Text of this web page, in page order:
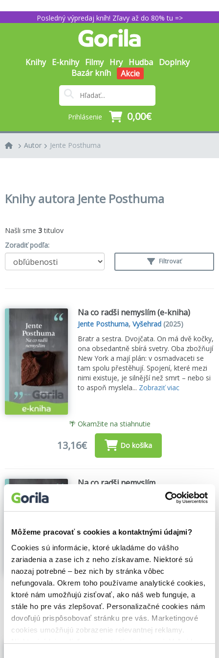
Môžeme pracovať s cookies a kontaktnými údajmi?
Cookies sú informácie, ktoré ukladáme do vášho
zariadenia a zase ich z neho získavame. Niektoré sú
naozaj potrebné – bez nich by stránka vôbec
nefungovala. Okrem toho používame analytické cookies,
ktoré nám umožňujú zisťovať, ako náš web funguje, a
stále ho pre vás zlepšovať. Personalizačné cookies nám
dovoľujú prispôsobovať stránku pre vás. Marketingové
cookies umožňujú zobrazenie relevantnej reklamy.
Niektoré údaje zdieľame aj s tretími stranami. Veľmi by
Posledný výpredaj kníh! Zľavy až do 80% tu =>
Knihy E-knihy Filmy Hry Hudba Doplnky
Bazár kníh
Akcie
Prihlásenie 0,00€
Autor Jente Posthuma
Knihy autora Jente Posthuma
Našli sme 3titulov
Zoradiť podľa:
Filtrovať
Na co radši nemyslím (e-kniha)
Jente Posthuma,Vyšehrad (2025)
Bratr a sestra. Dvojčata. On má dvě kočky,
ona obsedantně sbírá svetry. Oba zbožňují
New York a mají plán: v osmadvaceti se
tam spolu přestěhují. Spojení, které mezi
nimi existuje, je silnější než smrt – nebo si
to aspoň myslela... Zobraziť viac
🌴 Okamžite na stiahnutie
13,16€ Do košíka
Na co radši nemyslím
(2025)
Bratr a sestra. Dvojčata. On má dvě kočky,
New York a mají plán: v osmadvaceti se
tam spolu přestěhují. Spojení, které mezi
nimi existuje, je silnější než smrt – nebo si
to aspoň myslela. Když se jí bratr začne...
Zobraziť viac
🌴 Máme na sklade, posielame ihneď.
10,80€ Do košíka
What I'd Rather Not Think About